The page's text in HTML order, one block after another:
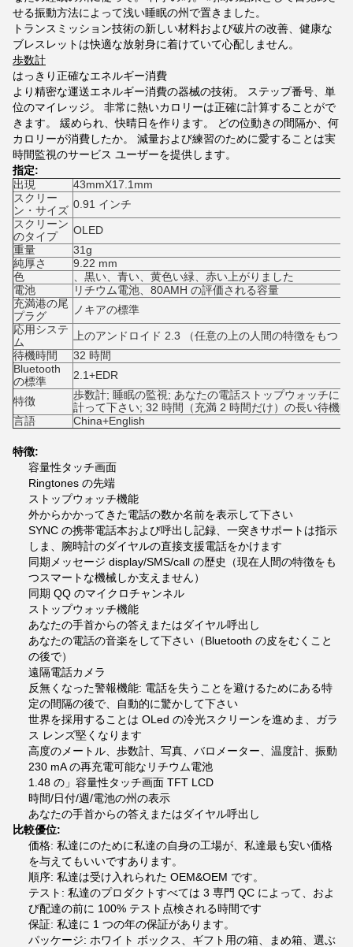
せる振動方法によって浅い睡眠の州で置きました。
トランスミッション技術の新しい材料および破片の改善、健康な
ブレスレットは快適な放射身に着けていて心配しません。
歩数計
はっきり正確なエネルギー消費
より精密な運送エネルギー消費の器械の技術。 ステップ番号、単
位のマイレッジ。 非常に熱いカロリーは正確に計算することがで
きます。 緩められ、快晴日を作ります。 どの位動きの間隔か、何
カロリーが消費したか。 減量および練習のために愛することは実
時間監視のサービス ユーザーを提供します。
指定:
出現
43mmX17.1mm
スクリー
ン・サイズ 0.91 インチ
スクリーン
のタイプ
OLED
重量
31g
純厚さ
9.22 mm
色
、黒い、青い、黄色い緑、赤い上がりました
電池
リチウム電池、80AMH の評価される容量
充満港の尾
プラグ
ノキアの標準
応用システ
ム
上のアンドロイド 2.3 （任意の上の人間の特徴をもつ
待機時間
32 時間
Bluetooth
の標準
2.1+EDR
特徴
歩数計; 睡眠の監視; あなたの電話ストップウォッチに
計って下さい; 32 時間（充満 2 時間だけ）の長い待機時
言語
China+English
特徴:
容量性タッチ画面
Ringtones の先端
ストップウォッチ機能
外からかかってきた電話の数か名前を表示して下さい
SYNC の携帯電話本および呼出し記録、一突きサポートは指示
しま、腕時計のダイヤルの直接支援電話をかけます
同期メッセージ display/SMS/call の歴史（現在人間の特徴をも
つスマートな機械しか支えません）
同期 QQ のマイクロチャンネル
ストップウォッチ機能
あなたの手首からの答えまたはダイヤル呼出し
あなたの電話の音楽をして下さい（Bluetooth の皮をむくこと
の後で）
遠隔電話カメラ
反無くなった警報機能: 電話を失うことを避けるためにある特
定の間隔の後で、自動的に驚かして下さい
世界を採用することは OLed の冷光スクリーンを進めま、ガラ
ス レンズ堅くなります
高度のメートル、歩数計、写真、バロメーター、温度計、振動
230 mA の再充電可能なリチウム電池
1.48 の」容量性タッチ画面 TFT LCD
時間/日付/週/電池の州の表示
あなたの手首からの答えまたはダイヤル呼出し
比較優位:
価格: 私達にのために私達の自身の工場が、私達最も安い価格
を与えてもいいですあります。
順序: 私達は受け入れられた OEM&OEM です。
テスト: 私達のプロダクトすべては 3 専門 QC によって、およ
び配達の前に 100% テスト点検される時間です
保証: 私達に 1 つの年の保証があります。
パッケージ: ホワイト ボックス、ギフト用の箱、まめ箱、選ぶ